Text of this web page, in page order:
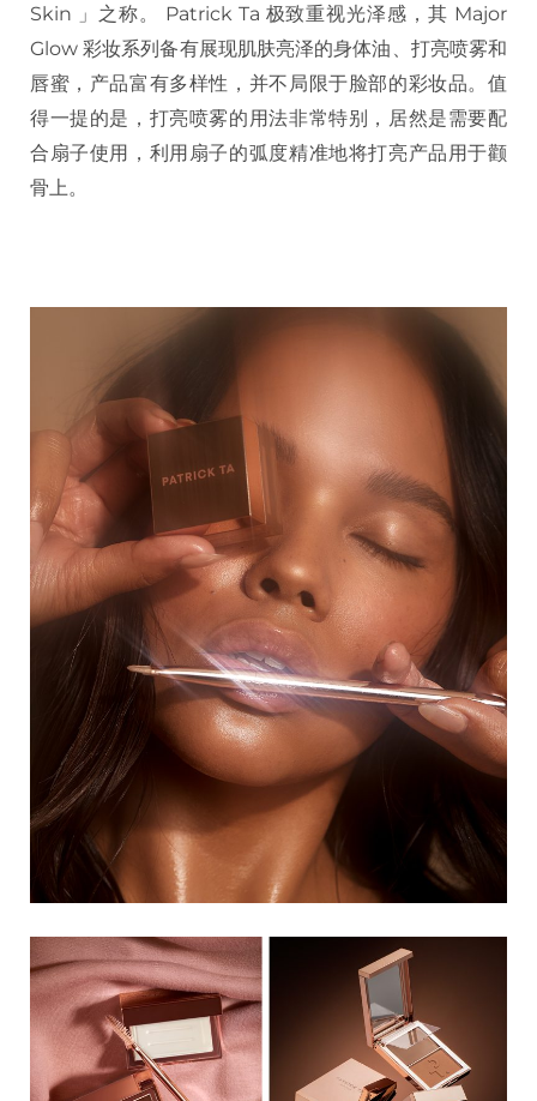
Skin 」之称。 Patrick Ta 极致重视光泽感，其 Major
Glow 彩妆系列备有展现肌肤亮泽的身体油、打亮喷雾和
唇蜜，产品富有多样性，并不局限于脸部的彩妆品。值
得一提的是，打亮喷雾的用法非常特别，居然是需要配
合扇子使用，利用扇子的弧度精准地将打亮产品用于颧
骨上。